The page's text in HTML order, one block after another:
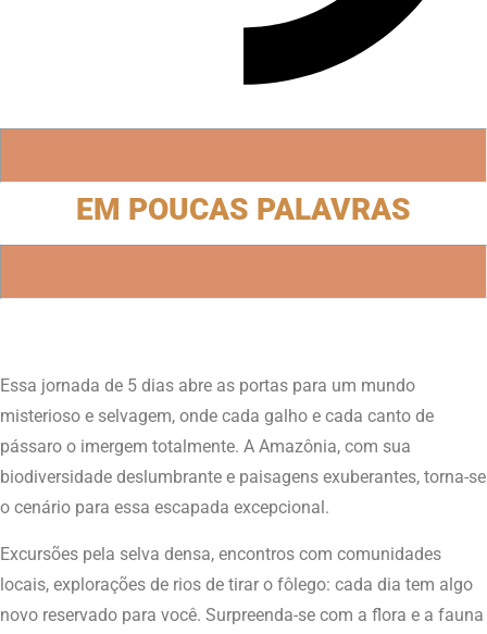
EM POUCAS PALAVRAS
Essa jornada de 5 dias abre as portas para um mundo
misterioso e selvagem, onde cada galho e cada canto de
pássaro o imergem totalmente. A Amazônia, com sua
biodiversidade deslumbrante e paisagens exuberantes, torna-se
o cenário para essa escapada excepcional.
Excursões pela selva densa, encontros com comunidades
locais, explorações de rios de tirar o fôlego: cada dia tem algo
novo reservado para você. Surpreenda-se com a flora e a fauna